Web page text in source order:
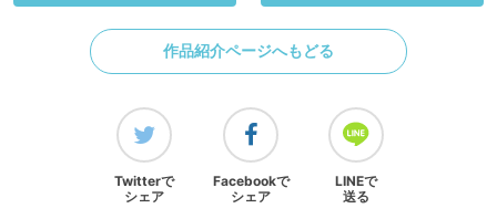
作品紹介ページへもどる
Twitterで
シェア
Facebookで
シェア
LINEで
送る